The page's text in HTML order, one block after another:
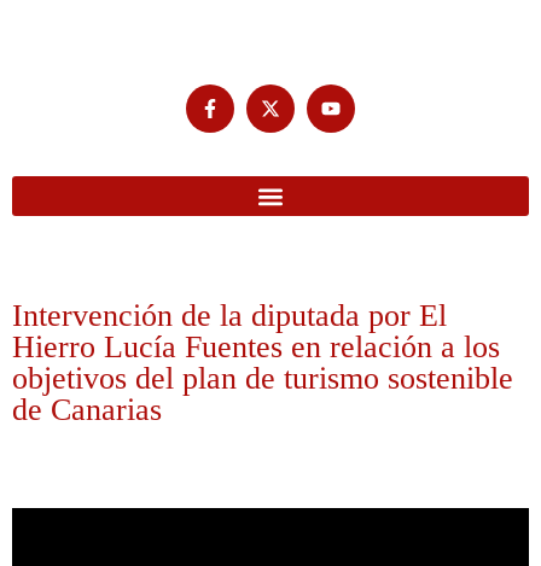
Intervención de la diputada por El
Hierro Lucía Fuentes en relación a los
objetivos del plan de turismo sostenible
de Canarias